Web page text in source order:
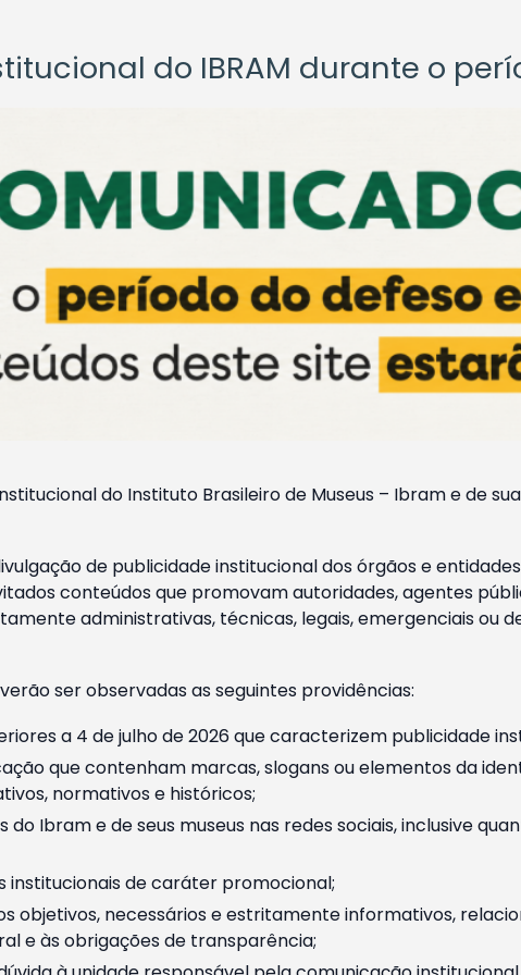
do IBRAM durante o
do Instituto Brasileiro de Museus – Ibram e de
de publicidade institucional dos órgãos e
conteúdos que promovam autoridades, agentes
administrativas, técnicas, legais, emergenciais ou
ser observadas as seguintes providências:
a 4 de julho de 2026 que caracterizem publicidade
que contenham marcas, slogans ou elementos da
normativos e históricos;
Ibram e de seus museus nas redes sociais, inclusive
institucionais de caráter promocional;
objetivos, necessários e estritamente informativos,
e às obrigações de transparência;